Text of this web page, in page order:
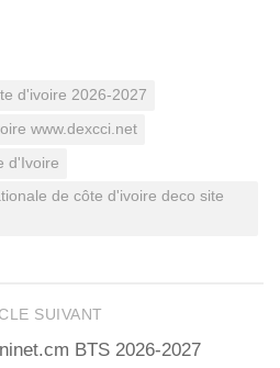
d'ivoire 2026-2027
www.dexcci.net
d'Ivoire
de côte d'ivoire deco site
SUIVANT
BTS 2026-2027